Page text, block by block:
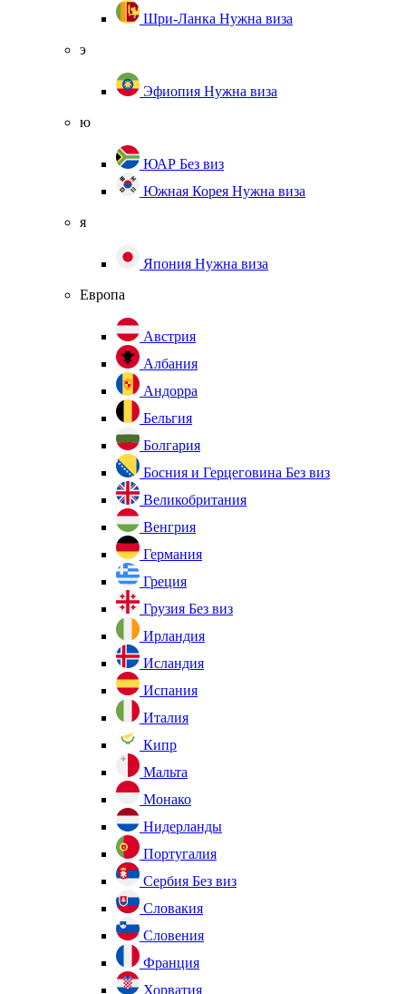
Шри-Ланка Нужна виза
э
Эфиопия Нужна виза
ю
ЮАР Без виз
Южная Корея Нужна виза
я
Япония Нужна виза
Европа
Австрия
Албания
Андорра
Бельгия
Болгария
Босния и Герцеговина Без виз
Великобритания
Венгрия
Германия
Греция
Грузия Без виз
Ирландия
Исландия
Испания
Италия
Кипр
Мальта
Монако
Нидерланды
Португалия
Сербия Без виз
Словакия
Словения
Франция
Хорватия